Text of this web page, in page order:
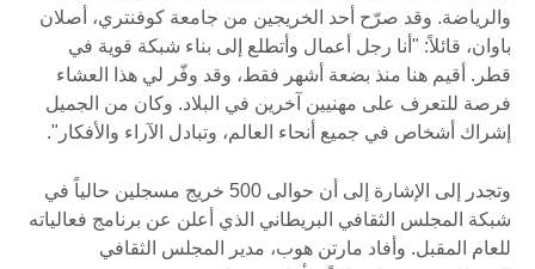
والرياضة. وقد صرّح أحد الخريجين من جامعة كوفنتري، أصلان
باوان، قائلاً: "أنا رجل أعمال وأتطلع إلى بناء شبكة قوية في
قطر. أقيم هنا منذ بضعة أشهر فقط، وقد وفّر لي هذا العشاء
فرصة للتعرف على مهنيين آخرين في البلاد. وكان من الجميل
إشراك أشخاص في جميع أنحاء العالم، وتبادل الآراء والأفكار".
وتجدر إلى الإشارة إلى أن حوالى 500 خريج مسجلين حالياً في
شبكة المجلس الثقافي البريطاني الذي أعلن عن برنامج فعالياته
للعام المقبل. وأفاد مارتن هوب، مدير المجلس الثقافي